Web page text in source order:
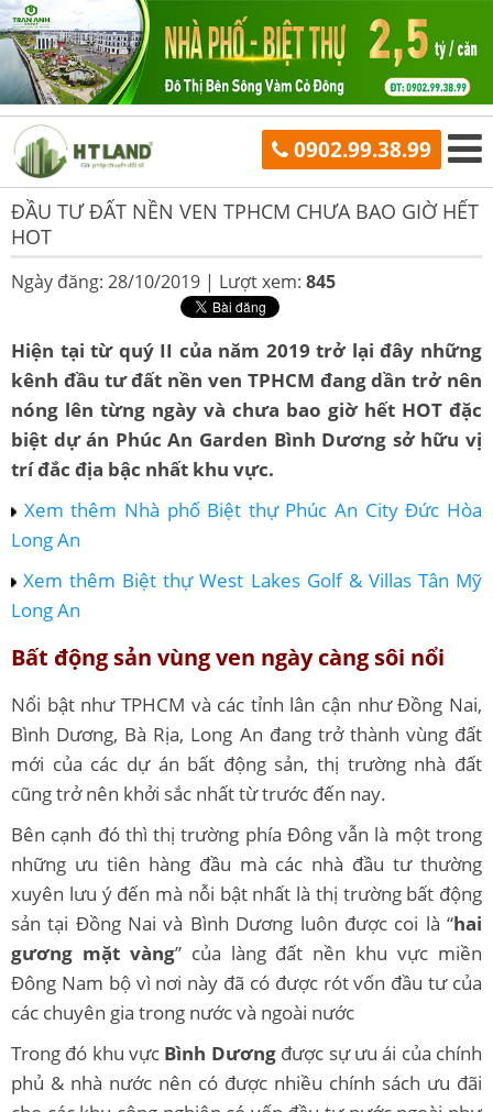
0902.99.38.99
ĐẦU TƯ ĐẤT NỀN VEN TPHCM CHƯA BAO GIỜ HẾT
HOT
Ngày đăng: 28/10/2019 | Lượt xem: 845
Hiện tại từ quý II của năm 2019 trở lại đây những
kênh đầu tư đất nền ven TPHCM đang dần trở nên
nóng lên từng ngày và chưa bao giờ hết HOT đặc
biệt dự án Phúc An Garden Bình Dương sở hữu vị
trí đắc địa bậc nhất khu vực.
Xem thêm Nhà phố Biệt thự Phúc An City Đức Hòa
Long An
Xem thêm Biệt thự West Lakes Golf & Villas Tân Mỹ
Long An
Bất động sản vùng ven ngày càng sôi nổi
Nổi bật như TPHCM và các tỉnh lân cận như Đồng Nai,
Bình Dương, Bà Rịa, Long An đang trở thành vùng đất
mới của các dự án bất động sản, thị trường nhà đất
cũng trở nên khởi sắc nhất từ trước đến nay.
Bên cạnh đó thì thị trường phía Đông vẫn là một trong
những ưu tiên hàng đầu mà các nhà đầu tư thường
xuyên lưu ý đến mà nỗi bật nhất là thị trường bất động
sản tại Đồng Nai và Bình Dương luôn được coi là “hai
gương mặt vàng” của làng đất nền khu vực miền
Đông Nam bộ vì nơi này đã có được rót vốn đầu tư của
các chuyên gia trong nước và ngoài nước
Trong đó khu vực Bình Dươngđược sự ưu ái của chính
phủ & nhà nước nên có được nhiều chính sách ưu đãi